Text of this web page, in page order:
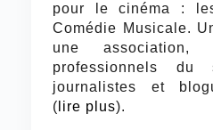
pour le cinéma :
Comédie Musicale.
une
professionnels du
journalistes et
( lire plus).